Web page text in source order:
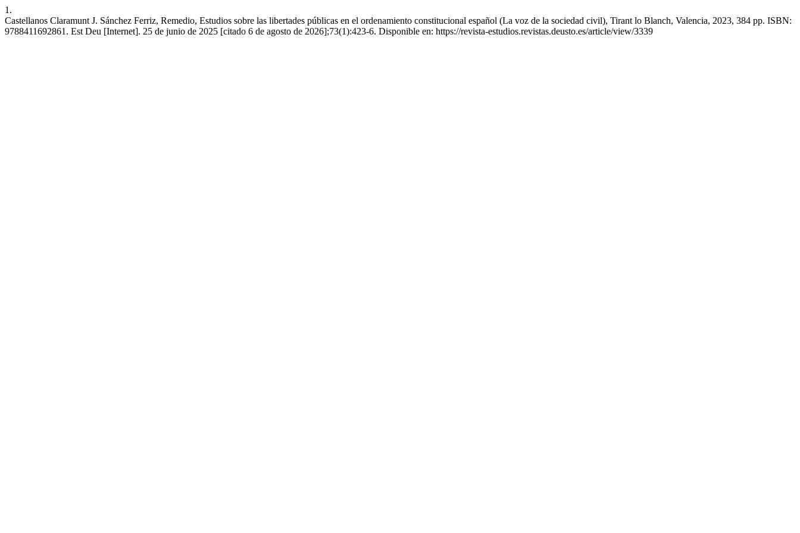
1.
Castellanos Claramunt J. Sánchez Ferriz, Remedio, Estudios sobre las libertades públicas en el ordenamiento constitucional español (La voz de la sociedad civil), Tirant lo Blanch, Valencia, 2023, 384 pp. ISBN:
9788411692861. Est Deu [Internet]. 25 de junio de 2025 [citado 6 de agosto de 2026];73(1):423-6. Disponible en: https://revista-estudios.revistas.deusto.es/article/view/3339